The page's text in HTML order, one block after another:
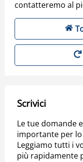
contatteremo al
Scrivici
Le tue domande
importante per lo
Leggiamo tutti i
più rapidamente